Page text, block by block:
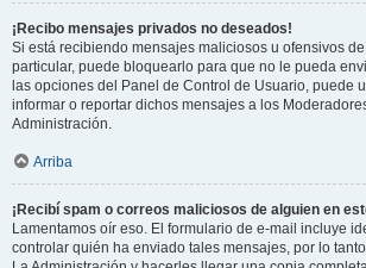
¡Recibo mensajes privados no deseados!
Si está recibiendo mensajes maliciosos u ofensivos
particular, puede bloquearlo para que no le pueda
las opciones del Panel de Control de Usuario, puede
informar o reportar dichos mensajes a los
Administración.
Arriba
¡Recibí spam o correos maliciosos de alguien en
Lamentamos oír eso. El formulario de e-mail incluye
controlar quién ha enviado tales mensajes, por lo